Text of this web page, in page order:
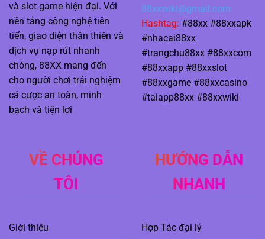
và slot game hiện đại. Với
nền tảng công nghệ tiên
tiến, giao diện thân thiện và
dịch vụ nạp rút nhanh
chóng, 88XX mang đến
cho người chơi trải nghiệm
cá cược an toàn, minh
bạch và tiện lợi
88xxwiki@gmail.com
Hashtag: #88xx #88xxapk
#nhacai88xx
#trangchu88xx #88xxcom
#88xxapp #88xxslot
#88xxgame #88xxcasino
#taiapp88xx #88xxwiki
VỀ CHÚNG
TÔI
Giới thiệu
HƯỚNG DẪN
NHANH
Hợp Tác đại lý